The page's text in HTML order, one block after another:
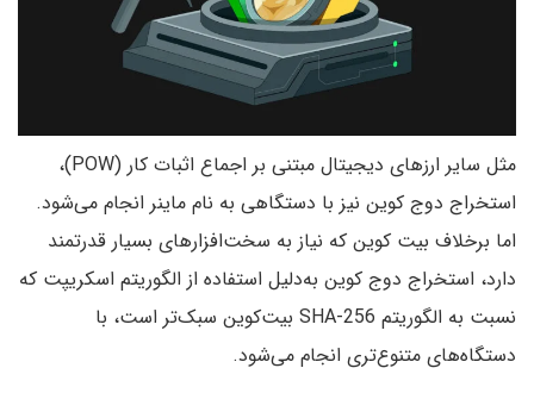
مثل سایر ارزهای دیجیتال مبتنی بر اجماع اثبات کار (POW)،
استخراج دوج کوین نیز با دستگاهی به نام ماینر انجام می‌شود.
اما برخلاف بیت کوین که نیاز به سخت‌افزارهای بسیار قدرتمند
دارد، استخراج دوج کوین به‌دلیل استفاده از الگوریتم اسکریپت که
نسبت به الگوریتم SHA-256 بیت‌کوین سبک‌تر است، با
دستگاه‌های متنوع‌تری انجام می‌شود.